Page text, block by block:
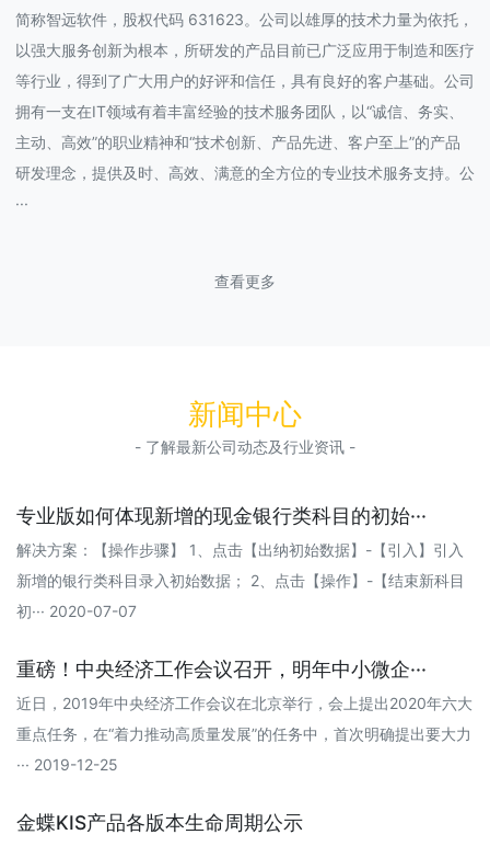
简称智远软件，股权代码 631623。公司以雄厚的技术力量为依托，
以强大服务创新为根本，所研发的产品目前已广泛应用于制造和医疗
等行业，得到了广大用户的好评和信任，具有良好的客户基础。公司
拥有一支在IT领域有着丰富经验的技术服务团队，以“诚信、务实、
主动、高效”的职业精神和“技术创新、产品先进、客户至上”的产品
研发理念，提供及时、高效、满意的全方位的专业技术服务支持。公
···
查看更多
新闻中心
- 了解最新公司动态及行业资讯 -
专业版如何体现新增的现金银行类科目的初始···
解决方案：【操作步骤】 1、点击【出纳初始数据】-【引入】引入
新增的银行类科目录入初始数据； 2、点击【操作】-【结束新科目
初··· 2020-07-07
重磅！中央经济工作会议召开，明年中小微企···
近日，2019年中央经济工作会议在北京举行，会上提出2020年六大
重点任务，在“着力推动高质量发展”的任务中，首次明确提出要大力
··· 2019-12-25
金蝶KIS产品各版本生命周期公示